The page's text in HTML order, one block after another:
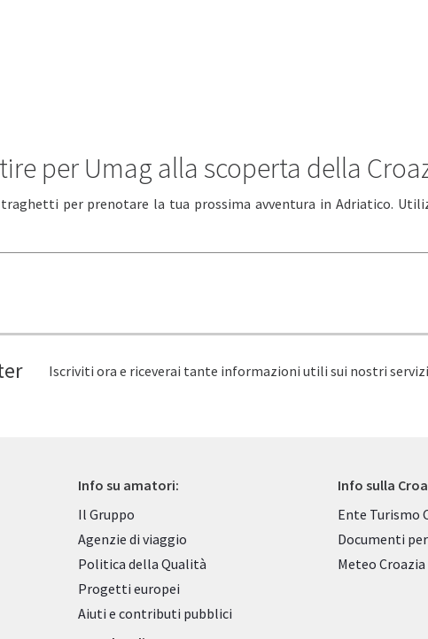
per Umag alla scoperta della
per prenotare la tua prossima avventura in Adriatico.
Iscriviti ora e riceverai tante informazioni utili sui nostri
Info su amatori:
Il Gruppo
Agenzie di viaggio
Politica della Qualità
Progetti europei
Aiuti e contributi pubblici
Info sulla
Ente Turismo
Documenti
Meteo Croazia